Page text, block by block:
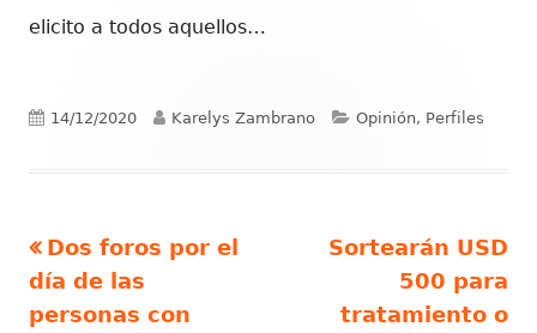
elicito a todos aquellos…
Publicado
14/12/2020 Autor
Karelys Zambrano Categorías
Opinión, Perfiles
Navegación
de
Artículo
anterior
Dos foros por el
día de las
personas con
Artículo
siguiente
Sortearán USD
500 para
tratamiento o